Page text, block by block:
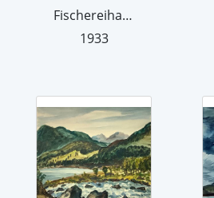
Fischereihafen
1933